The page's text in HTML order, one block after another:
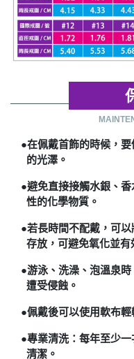
●在佩戴首飾的時候，
的光澤。
●避免直接接觸水銀、
性的化學物質。
●若長時間不配戴，可
存放，可避免氧化並有
●游泳、洗澡、泡溫泉
遭受侵蝕。
●佩戴後可以使用軟布輕
●專業清洗：每年至少
清潔。